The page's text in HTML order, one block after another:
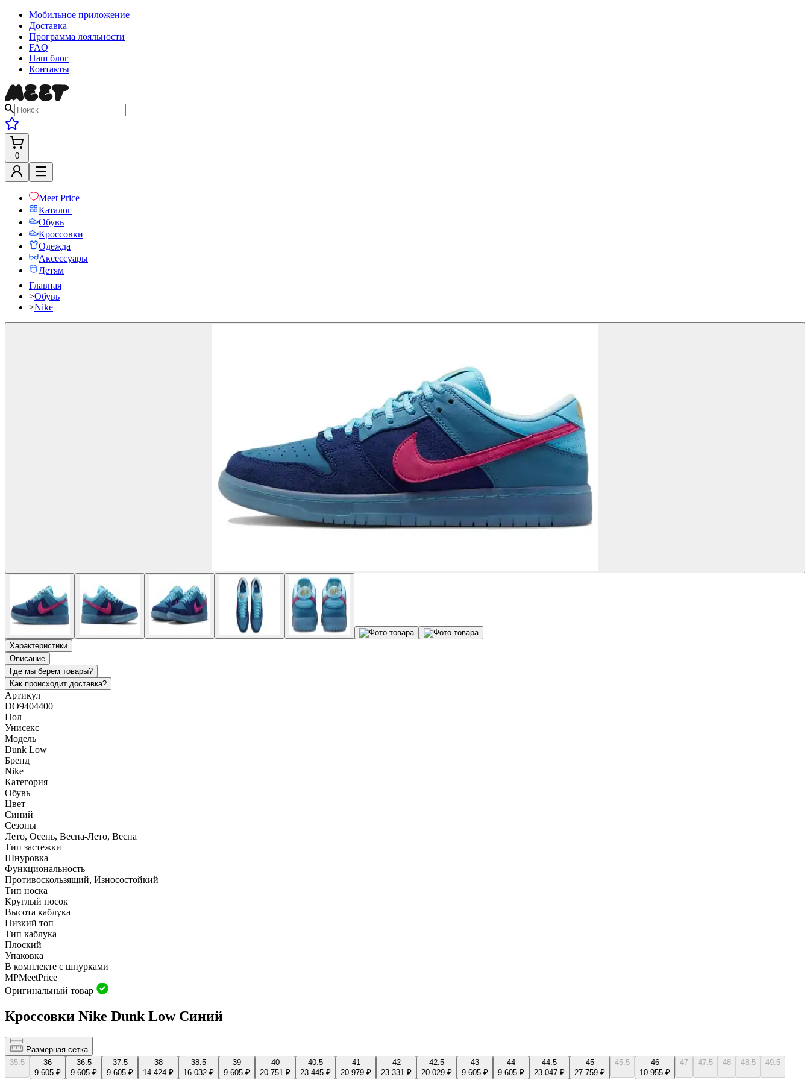
Мобильное приложение
Доставка
Программа лояльности
FAQ
Наш блог
Контакты
0
Meet Price
Каталог
Обувь
Кроссовки
Одежда
Аксессуары
Детям
Главная
>Обувь
>Nike
Характеристики
Описание
Где мы берем товары?
Как происходит доставка?
Артикул
DO9404400
Пол
Унисекс
Модель
Dunk Low
Бренд
Nike
Категория
Обувь
Цвет
Синий
Сезоны
Лето, Осень, Весна-Лето, Весна
Тип застежки
Шнуровка
Функциональность
Противоскользящий, Износостойкий
Тип носка
Круглый носок
Высота каблука
Низкий топ
Тип каблука
Плоский
Упаковка
В комплекте с шнурками
MPMeetPrice
Оригинальный товар
Кроссовки Nike Dunk Low Синий
Размерная сетка
35.5
--
36
9 605 ₽
36.5
9 605 ₽
37.5
9 605 ₽
38
14 424 ₽
38.5
16 032 ₽
39
9 605 ₽
40
20 751 ₽
40.5
23 445 ₽
41
20 979 ₽
42
23 331 ₽
42.5
20 029 ₽
43
9 605 ₽
44
9 605 ₽
44.5
23 047 ₽
45
27 759 ₽
45.5
--
46
10 955 ₽
47
--
47.5
--
48
--
48.5
--
49.5
--